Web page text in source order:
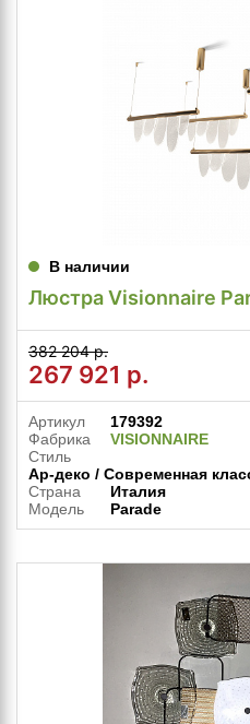
В наличии
Люстра Visionnaire
382 204 р.
267 921 р.
Артикул
179392
Фабрика
VISIONNAIRE
Стиль
Ар-деко / Современная
Страна
Италия
Модель
Parade